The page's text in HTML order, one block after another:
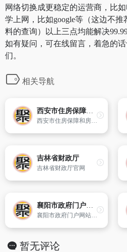
网络切换成更稳定的运营商，比
学上网，比如google等（这边不
料的查询）以上三点均能解决
如有疑问，可在线留言，着急的
们。
相关导航
西安市住房保障和房屋管理局
西安市住房保障和房屋管理局官方网站
吉林省财政厅
吉林省财政厅官网
襄阳市政府门户网站
襄阳市政府门户网站是襄阳市政府在互联网上发布各类政府信息的统一平台,是面向社会公众提供网上服务的重要载体,是政府联系群众、接受群众监督的桥梁和纽带。网站设有“襄阳概况、政务公开、政务互动、办事服务、投资襄阳、魅力襄阳”等栏目。
暂无评论